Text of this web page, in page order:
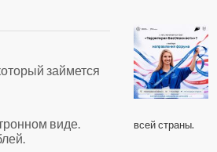
займется
виде.
всей страны.